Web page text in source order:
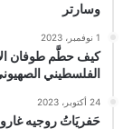
وسارتر
1 نوفمبر، 2023
كيف حطَّم طوفان
الفلسطيني
24 أكتوبر، 2023
حَفريَاتُ روجيه